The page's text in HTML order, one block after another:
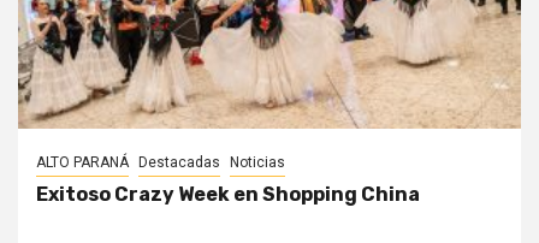
ALTO PARANÁ Destacadas Noticias
Exitoso Crazy Week en Shopping China